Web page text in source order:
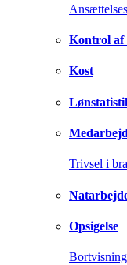
Kontrol af
Kost
Trivsel i
Opsigelse
Bortvisning